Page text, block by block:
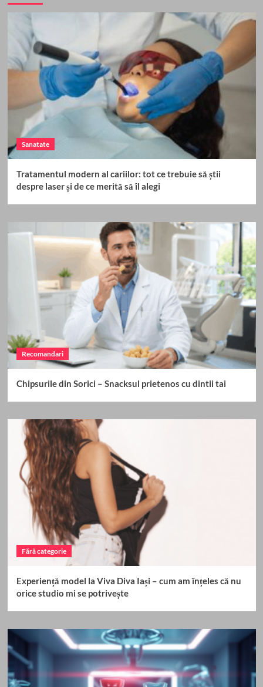
Sanatate
Tratamentul modern al cariilor: tot ce trebuie să știi
despre laser și de ce merită să îl alegi
Recomandari
Chipsurile din Sorici – Snacksul prietenos cu dintii tai
Fără categorie
Experiență model la Viva Diva Iași – cum am înțeles că nu
orice studio mi se potrivește